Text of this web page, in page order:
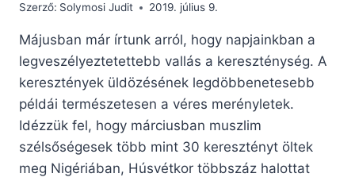
Szerző: Solymosi Judit 2019. július 9.
Májusban már írtunk arról, hogy napjainkban a
legveszélyeztetettebb vallás a kereszténység. A
keresztények üldözésének legdöbbenetesebb
példái természetesen a véres merényletek.
Idézzük fel, hogy márciusban muszlim
szélsőségesek több mint 30 keresztényt öltek
meg Nigériában, Húsvétkor többszáz halottat